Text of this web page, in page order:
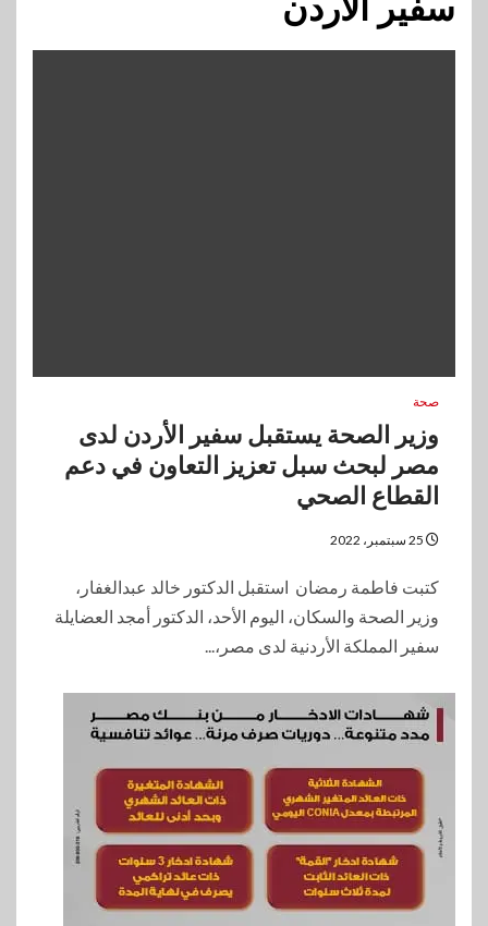
سفير الأردن
صحة
وزير الصحة يستقبل سفير الأردن لدى
مصر لبحث سبل تعزيز التعاون في دعم
القطاع الصحي
كتبت فاطمة رمضان استقبل الدكتور خالد عبدالغفار،
وزير الصحة والسكان، اليوم الأحد، الدكتور أمجد العضايلة
سفير المملكة الأردنية لدى مصر،...